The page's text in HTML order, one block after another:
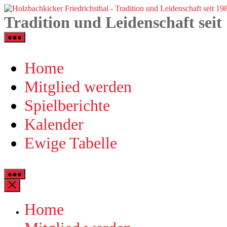
Zum
Inhalt
springen
Tradition und Leidenschaft seit
Home
Mitglied werden
Spielberichte
Kalender
Ewige Tabelle
Home